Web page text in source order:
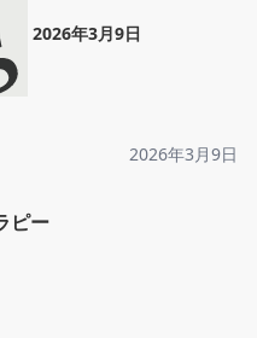
2026年3月9日
2026年3月9日
ピー